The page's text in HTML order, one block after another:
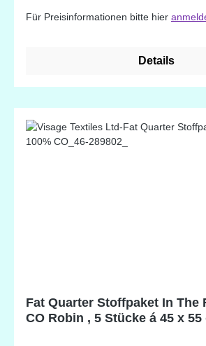
Für Preisinformationen bitte hier
Details
Fat Quarter Stoffpaket In The
CO Robin , 5 Stücke á 45 x 55 cm (18 x 22